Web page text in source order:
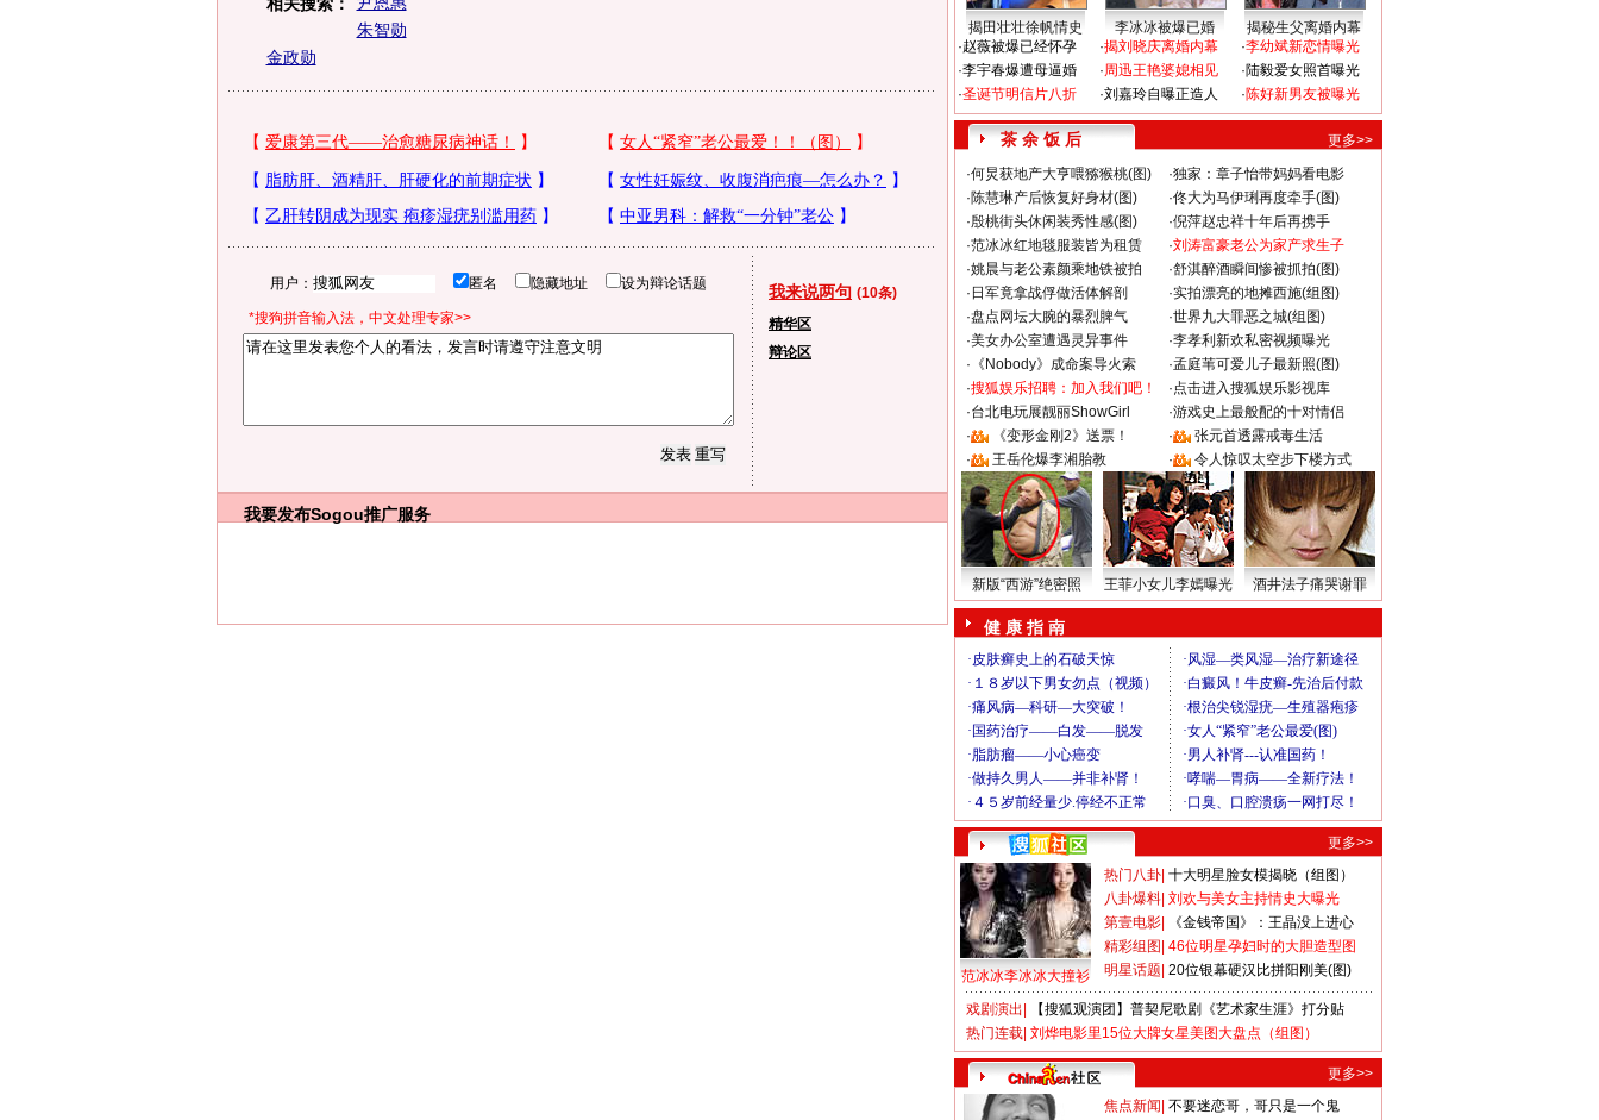
朱智勋
金政勋
用户： 匿名 隐藏地址 设为辩论话题
*搜狗拼音输入法，中文处理专家>>
我来说两句 (10条)
精华区
辩论区
我要发布Sogou推广服务
揭田壮壮徐帆情史 李冰冰被爆已婚
揭秘生父离婚内幕
·赵薇被爆已经怀孕
·李宇春爆遭母逼婚
·圣诞节明信片八折
·揭刘晓庆离婚内幕
·周迅王艳婆媳相见
·刘嘉玲自曝正造人
·李幼斌新恋情曝光
·陆毅爱女照首曝光
·陈好新男友被曝光
茶 余 饭 后
更多>>
·何炅获地产大亨喂猕猴桃(图) ·独家：章子怡带妈妈看电影
·陈慧琳产后恢复好身材(图) ·佟大为马伊琍再度牵手(图)
·殷桃街头休闲装秀性感(图) ·倪萍赵忠祥十年后再携手
·范冰冰红地毯服装皆为租赁 ·刘涛富豪老公为家产求生子
·姚晨与老公素颜乘地铁被拍 ·舒淇醉酒瞬间惨被抓拍(图)
· 日军竟拿战俘做活体解剖 ·实拍漂亮的地摊西施(组图)
·盘点网坛大腕的暴烈脾气 ·世界九大罪恶之城(组图)
·美女办公室遭遇灵异事件 ·李孝利新欢私密视频曝光
· 《Nobody》成命案导火索 ·孟庭苇可爱儿子最新照(图)
·搜狐娱乐招聘：加入我们吧！ ·点击进入搜狐娱乐影视库
·台北电玩展靓丽ShowGirl ·游戏史上最般配的十对情侣
·
《变形金刚2》送票！ ·
张元首透露戒毒生活
·
王岳伦爆李湘胎教 · 令人惊叹太空步下楼方式
新版“西游”绝密照 王菲小女儿李嫣曝光 酒井法子痛哭谢罪
健 康 指 南
更多>>
范冰冰李冰冰大撞衫
热门八卦 十大明星脸女模揭晓（组图）
八卦爆料 刘欢与美女主持情史大曝光
第壹电影
《金钱帝国》：王晶没上进心
精彩组图 46位明星孕妇时的大胆造型图
明星话题 20位银幕硬汉比拼阳刚美(图)
戏剧演出
【搜狐观演团】普契尼歌剧《艺术家生涯》打分贴
热门连载 刘烨电影里15位大牌女星美图大盘点（组图）
更多>>
焦点新闻 不要迷恋哥，哥只是一个鬼